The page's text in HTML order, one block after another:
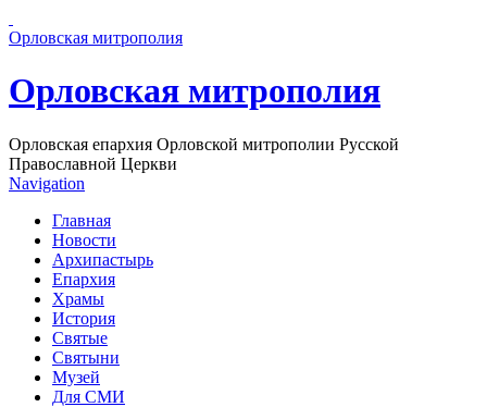
Орловская митрополия
Орловская митрополия
Орловская епархия Орловской митрополии Русской
Православной Церкви
Navigation
Главная
Новости
Архипастырь
Епархия
Храмы
История
Святые
Святыни
Музей
Для СМИ